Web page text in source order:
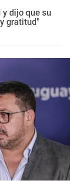
y dijo que su
gratitud"